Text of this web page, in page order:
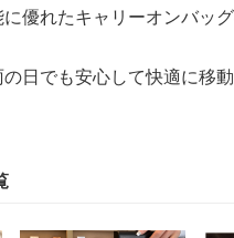
優れたキャリーオンバッ
日でも安心して快適に移